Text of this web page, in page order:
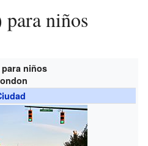
para niños
para niños